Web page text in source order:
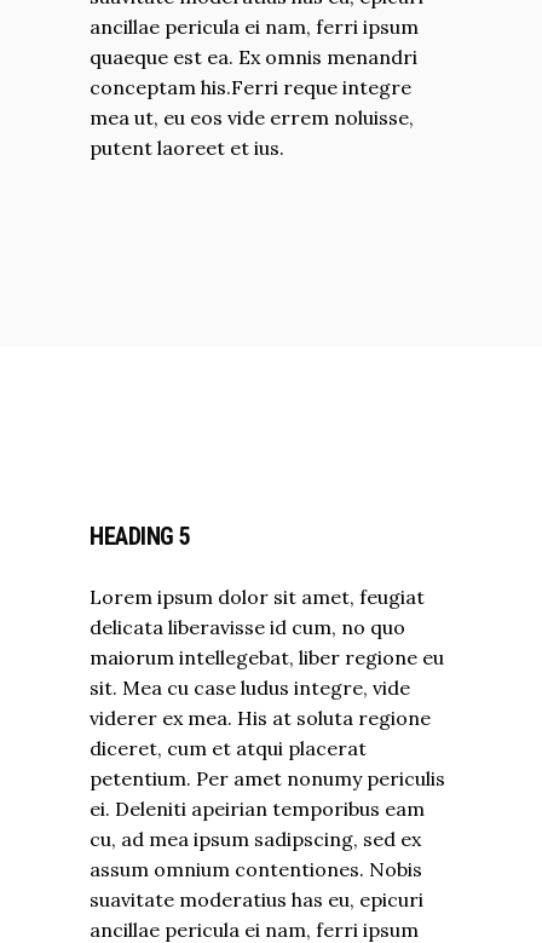
ancillae pericula ei nam, ferri ipsum
quaeque est ea. Ex omnis menandri
conceptam his.Ferri reque integre
mea ut, eu eos vide errem noluisse,
putent laoreet et ius.
HEADING 5
Lorem ipsum dolor sit amet, feugiat
delicata liberavisse id cum, no quo
maiorum intellegebat, liber regione eu
sit. Mea cu case ludus integre, vide
viderer ex mea. His at soluta regione
diceret, cum et atqui placerat
petentium. Per amet nonumy periculis
ei. Deleniti apeirian temporibus eam
cu, ad mea ipsum sadipscing, sed ex
assum omnium contentiones. Nobis
suavitate moderatius has eu, epicuri
ancillae pericula ei nam, ferri ipsum